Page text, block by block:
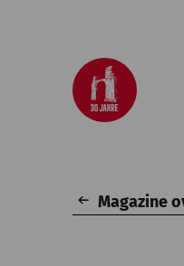
Magazine